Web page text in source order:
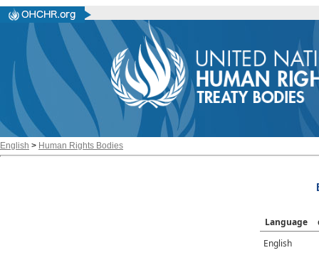
English > Human Rights Bodies
Language
English